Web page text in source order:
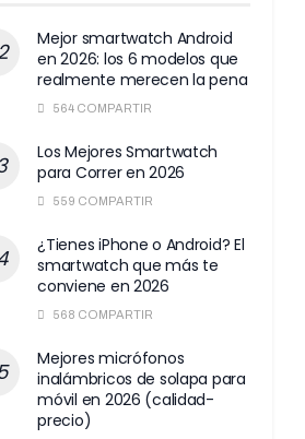
Mejor smartwatch Android
en 2026: los 6 modelos que
realmente merecen la pena
564 COMPARTIR
Los Mejores Smartwatch
para Correr en 2026
559 COMPARTIR
¿Tienes iPhone o Android? El
smartwatch que más te
conviene en 2026
568 COMPARTIR
Mejores micrófonos
inalámbricos de solapa para
móvil en 2026 (calidad-
precio)